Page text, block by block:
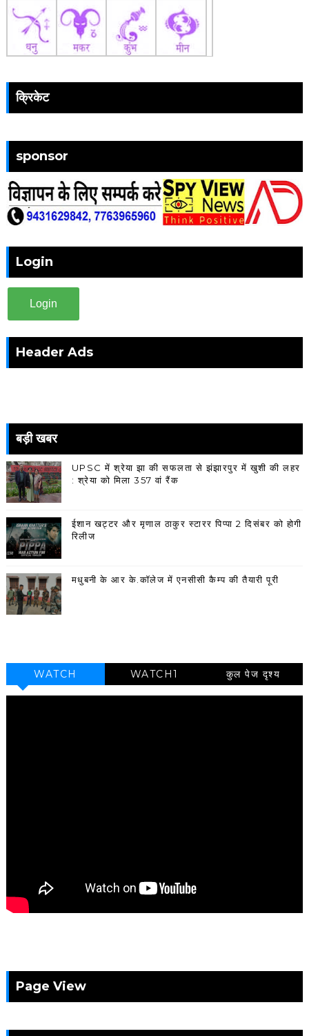
क्रिकेट
sponsor
Login
Login
Header Ads
बड़ी खबर
UPSC में श्रेया झा की सफलता से झंझारपुर में खुशी की लहर
: श्रेया को मिला 357 वां रैंक
ईशान खट्टर और मृणाल ठाकुर स्टारर पिप्पा 2 दिसंबर को होगी
रिलीज
मधुबनी के आर के.कॉलेज में एनसीसी कैम्प की तैयारी पूरी
WATCH WATCH1 कुल पेज दृश्य
Page View